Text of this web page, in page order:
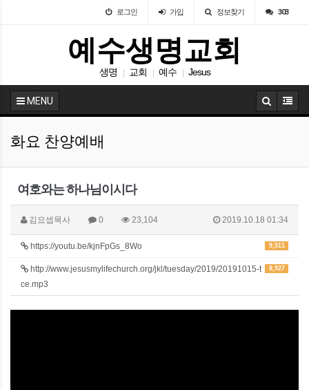
로그인 가입 정보찾기 303
예수생명교회
생명 교회 예수 Jesus
MENU
화요 찬양예배
여호와는 하나님이시다
김요셉목사 0 23,104 2019.10.18 01:34
9,511
https://youtu.be/kjnFpGs_8Wo
8,927
http://www.jesusmylifechurch.org/jkl/tuesday/2019/20191015-t
ce.mp3